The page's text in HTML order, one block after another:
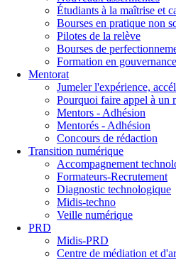
Étudiants à la maîtrise et
Bourses en pratique non
Pilotes de la relève
Bourses de
Formation en gouvernance
Mentorat
Jumeler l'expérience,
Pourquoi faire appel à un
Mentors - Adhésion
Mentorés - Adhésion
Concours de rédaction
Transition numérique
Accompagnement
Formateurs-Recrutement
Diagnostic technologique
Midis-techno
Veille numérique
PRD
Midis-PRD
Centre de médiation et